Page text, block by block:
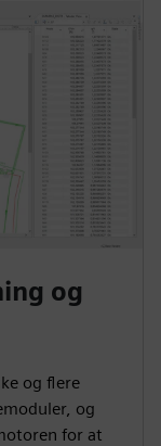
og
og flere
og
for at